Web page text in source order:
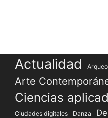
Actualidad
Arte
Ciencias
Ciudades digitales Danza